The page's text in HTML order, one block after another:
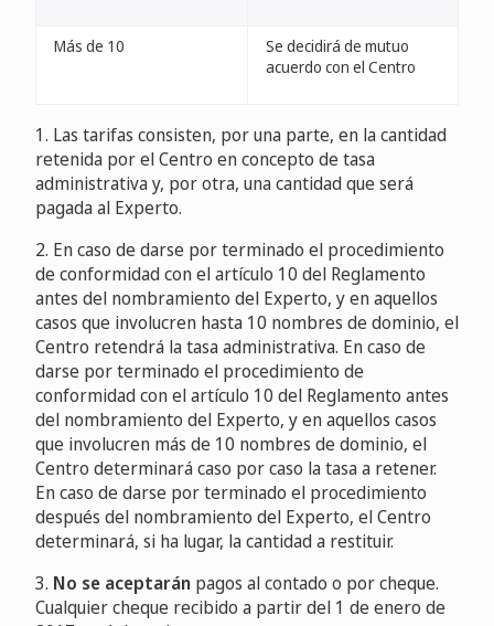
Más de 10
Se decidirá de mutuo
acuerdo con el Centro
1. Las tarifas consisten, por una parte, en la cantidad
retenida por el Centro en concepto de tasa
administrativa y, por otra, una cantidad que será
pagada al Experto.
2. En caso de darse por terminado el procedimiento
de conformidad con el artículo 10 del Reglamento
antes del nombramiento del Experto, y en aquellos
casos que involucren hasta 10 nombres de dominio, el
Centro retendrá la tasa administrativa. En caso de
darse por terminado el procedimiento de
conformidad con el artículo 10 del Reglamento antes
del nombramiento del Experto, y en aquellos casos
que involucren más de 10 nombres de dominio, el
Centro determinará caso por caso la tasa a retener.
En caso de darse por terminado el procedimiento
después del nombramiento del Experto, el Centro
determinará, si ha lugar, la cantidad a restituir.
3. No se aceptarán pagos al contado o por cheque.
Cualquier cheque recibido a partir del 1 de enero de